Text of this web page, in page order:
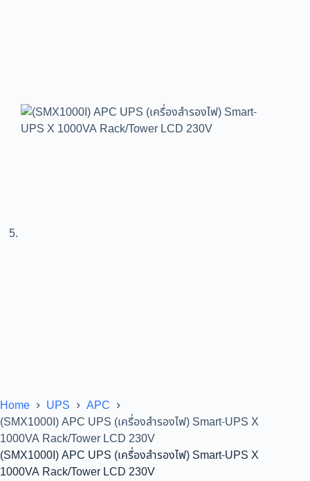
Home UPS
APC
(SMX1000I) APC UPS (เครื่องสำรองไฟ) Smart-UPS X
1000VA Rack/Tower LCD 230V
(SMX1000I) APC UPS (เครื่องสำรองไฟ) Smart-UPS X
1000VA Rack/Tower LCD 230V